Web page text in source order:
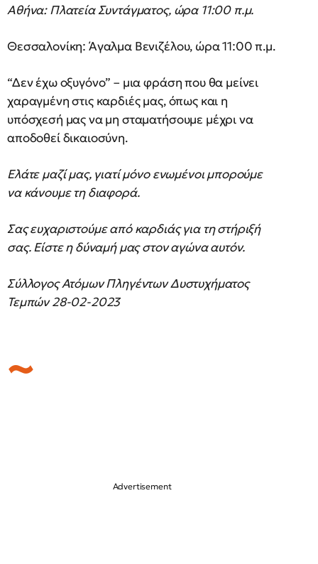
Αθήνα: Πλατεία Συντάγματος, ώρα 11:00 π.μ.
Θεσσαλονίκη: Άγαλμα Βενιζέλου, ώρα 11:00 π.μ.
“Δεν έχω οξυγόνο” – μια φράση που θα μείνει
χαραγμένη στις καρδιές μας, όπως και η
υπόσχεσή μας να μη σταματήσουμε μέχρι να
αποδοθεί δικαιοσύνη.
Ελάτε μαζί μας, γιατί μόνο ενωμένοι μπορούμε
να κάνουμε τη διαφορά.
Σας ευχαριστούμε από καρδιάς για τη στήριξή
σας. Είστε η δύναμή μας στον αγώνα αυτόν.
Σύλλογος Ατόμων Πληγέντων Δυστυχήματος
Τεμπών 28-02-2023